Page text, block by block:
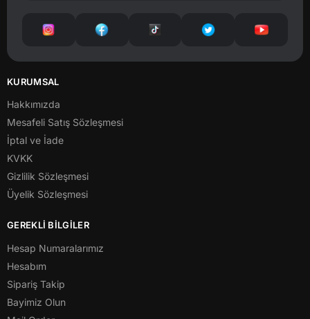
KURUMSAL
Hakkımızda
Mesafeli Satış Sözleşmesi
İptal ve İade
KVKK
Gizlilik Sözleşmesi
Üyelik Sözleşmesi
GEREKLİ BİLGİLER
Hesap Numaralarımız
Hesabım
Sipariş Takip
Bayimiz Olun